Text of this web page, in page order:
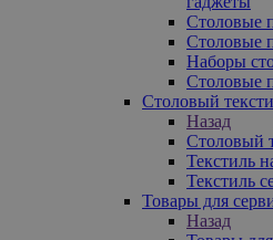
Столовые
Столовые
Наборы
Столовые
Столовый
Назад
Столовый
Текстиль
Текстиль
Товары для
Назад